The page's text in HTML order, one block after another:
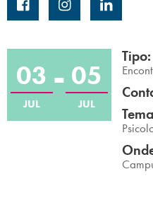
Campi/Unidades
Atendimento (21) 2574 8888
Conclua sua Matrícula
03
JUL
05
JUL
Tipo: